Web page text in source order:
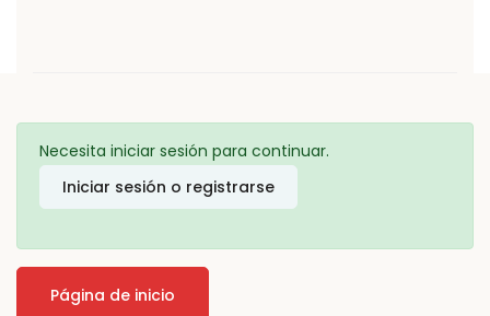
Necesita iniciar sesión para continuar.
Iniciar sesión o registrarse
Página de inicio